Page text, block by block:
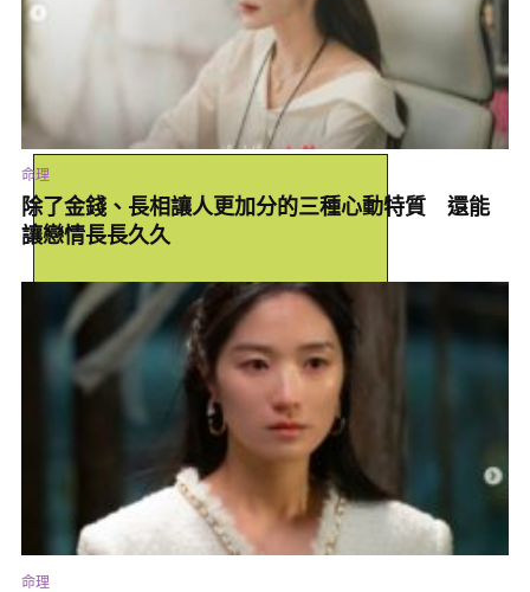
他就偏偏越往西跑，但當他們真正愛上你時，反而會願意順從你，
願意被你管束約制，就想成為你唯一的俘虜。
#射手座甚至希望你可以陪他一起做這件事(點我)
—-#享受專屬你的居家幸福感(點我)—- 內文向下閱讀
命理
除了金錢、長相讓人更加分的三種心動特質 還能
讓戀情長長久久
命理